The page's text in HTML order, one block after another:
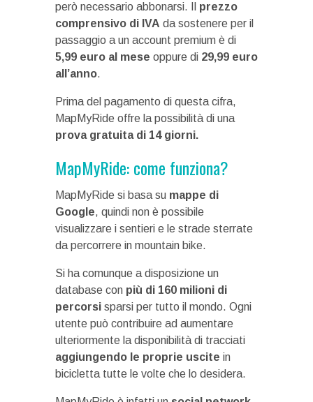
però necessario abbonarsi. Il prezzo
comprensivo di IVA da sostenere per il
passaggio a un account premium è di
5,99 euro al mese oppure di 29,99 euro
all’anno.
Prima del pagamento di questa cifra,
MapMyRide offre la possibilità di una
prova gratuita di 14 giorni.
MapMyRide: come funziona?
MapMyRide si basa su mappe di
Google, quindi non è possibile
visualizzare i sentieri e le strade sterrate
da percorrere in mountain bike.
Si ha comunque a disposizione un
database con più di 160 milioni di
percorsi sparsi per tutto il mondo. Ogni
utente può contribuire ad aumentare
ulteriormente la disponibilità di tracciati
aggiungendo le proprie uscite in
bicicletta tutte le volte che lo desidera.